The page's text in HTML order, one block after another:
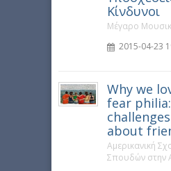
Κίνδυνοι
Μέγαρο
2015-04-23
Why we
fear
about
Αμερικανική
Σπουδών στην